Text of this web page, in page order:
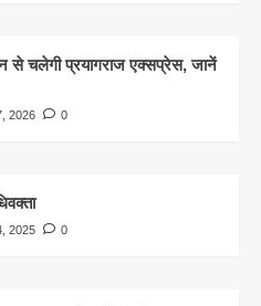
से चलेगी प्रयागराज एक्सप्रेस, जानें
2026 0
2025 0